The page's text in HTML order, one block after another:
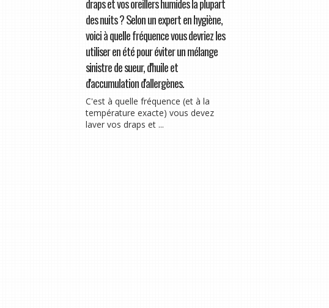
draps et vos oreillers humides la plupart
des nuits ? Selon un expert en hygiène,
voici à quelle fréquence vous devriez les
utiliser en été pour éviter un mélange
sinistre de sueur, d'huile et
d'accumulation d'allergènes.
C'est à quelle fréquence (et à la
température exacte) vous devez
laver vos draps et ...